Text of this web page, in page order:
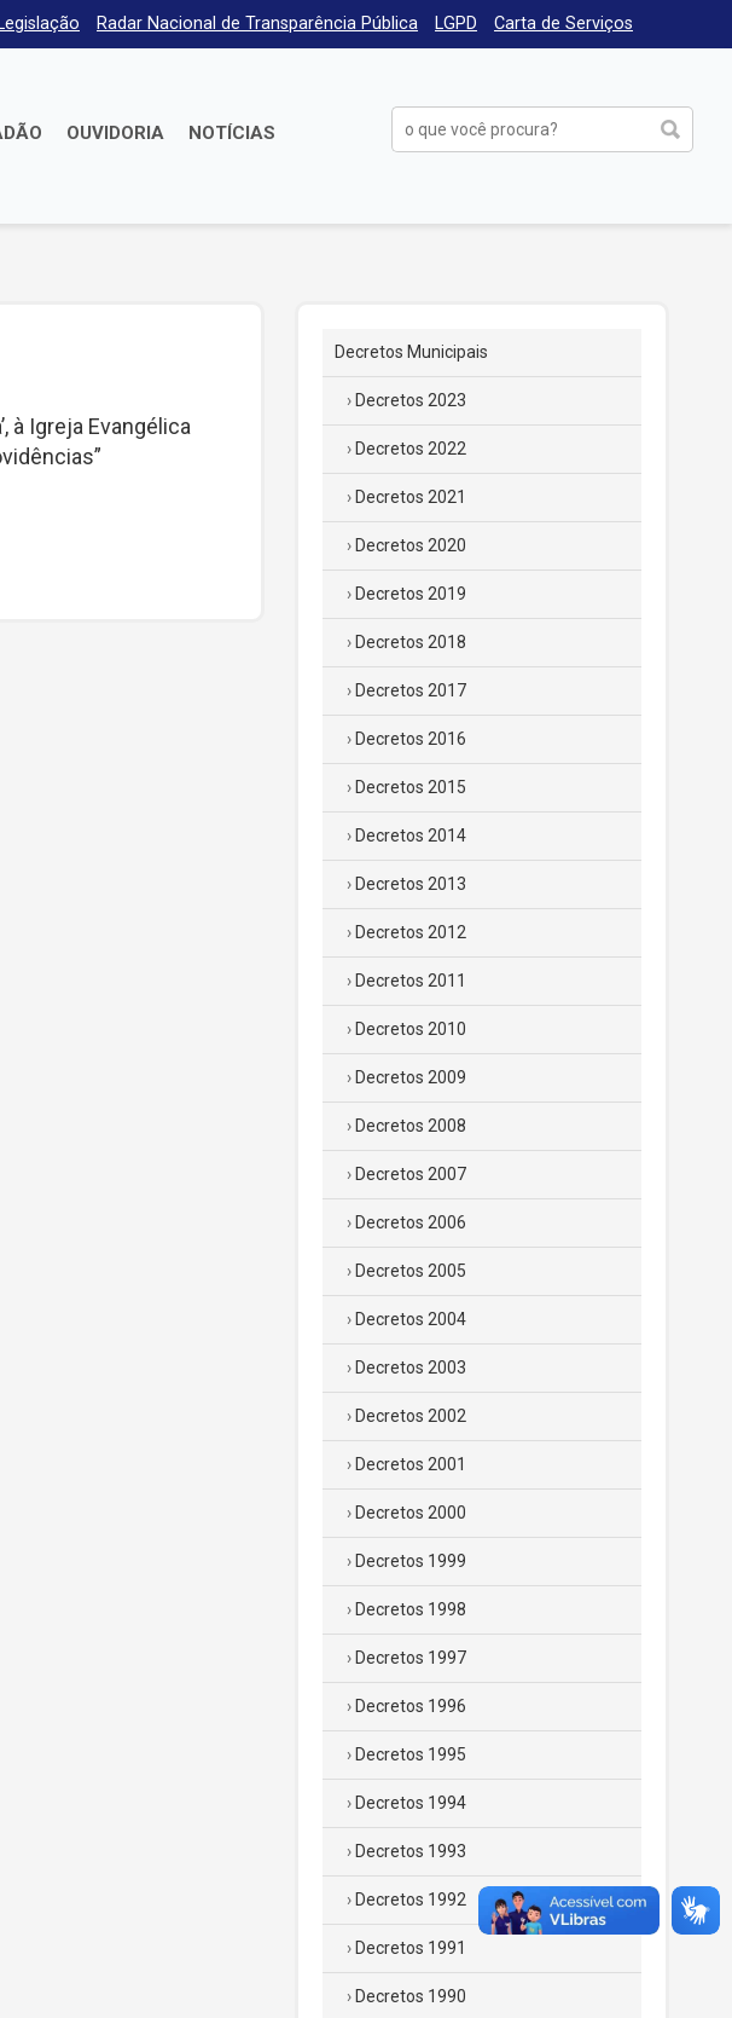
Legislação Radar Nacional de Transparência Pública LGPD Carta de Serviços
OUVIDORIA NOTÍCIAS
à Igreja Evangélica
Decretos Municipais
Decretos 2023
Decretos 2022
Decretos 2021
Decretos 2020
Decretos 2019
Decretos 2018
Decretos 2017
Decretos 2016
Decretos 2015
Decretos 2014
Decretos 2013
Decretos 2012
Decretos 2011
Decretos 2010
Decretos 2009
Decretos 2008
Decretos 2007
Decretos 2006
Decretos 2005
Decretos 2004
Decretos 2003
Decretos 2002
Decretos 2001
Decretos 2000
Decretos 1999
Decretos 1998
Decretos 1997
Decretos 1996
Decretos 1995
Decretos 1994
Decretos 1993
Decretos 1992
Decretos 1991
Decretos 1990